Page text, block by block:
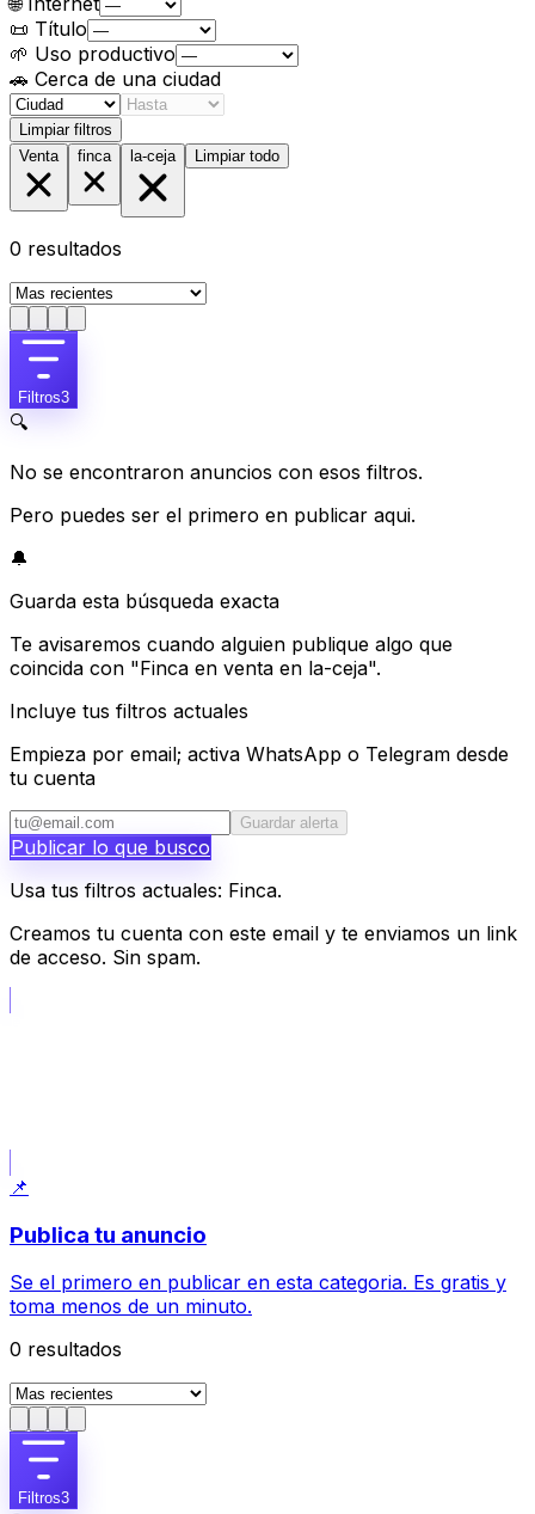
📜 Título
🌱 Uso productivo
🚗 Cerca de una ciudad
Limpiar filtros
Venta
finca la-ceja Limpiar todo
0 resultados
Filtros3
🔍
No se encontraron anuncios con esos filtros.
Pero puedes ser el primero en publicar aqui.
🔔
Guarda esta búsqueda exacta
Te avisaremos cuando alguien publique algo que
coincida con "Finca en venta en la-ceja".
Incluye tus filtros actuales
Empieza por email; activa WhatsApp o Telegram desde
tu cuenta
Guardar alerta
Publicar lo que busco
Usa tus filtros actuales: Finca.
Creamos tu cuenta con este email y te enviamos un link
de acceso. Sin spam.
📌
Publica tu anuncio
Se el primero en publicar en esta categoria. Es gratis y
toma menos de un minuto.
0 resultados
Filtros3